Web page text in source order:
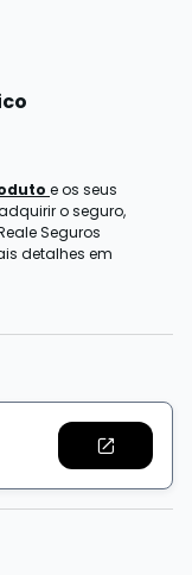
e os seus
o seguro,
Seguros
detalhes em